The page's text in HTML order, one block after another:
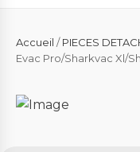
Accueil /PIECES
Evac Pro/Sharkvac Xl/